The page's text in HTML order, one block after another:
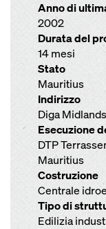
Anno di
2002
Durata del
14 mesi
Stato
Mauritius
Indirizzo
Diga Midlands
Esecuzione
DTP
Mauritius
Costruzione
Centrale
Tipo di
Edilizia